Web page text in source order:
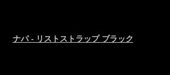
ナパ - リストストラップ ブラック